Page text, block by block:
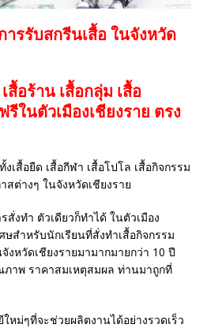
รรับสกรีนเสื้อ ในจังหวัด
สื้อร้าน เสื้อกลุ่ม เสื้อ
รีในตัวเมืองเชียงราย ตรง
เสื้อยืด เสื้อกีฬา เสื้อโปโล เสื้อกิจกรรม
สต่างๆ ในจังหวัดเชียงราย
งทำ ตัวเดียวก็ทำได้ ในตัวเมือง
ษสำหรับนักเรียนที่สั่งทำเสื้อกิจกรรม
งหวัดเชียงรายมามากมายกว่า 10 ปี
าพ ราคาสมเหตุสมผล ท่านมาถูกที่
หม่ๆที่จะช่วยผลิตงานได้อย่างรวดเร็ว